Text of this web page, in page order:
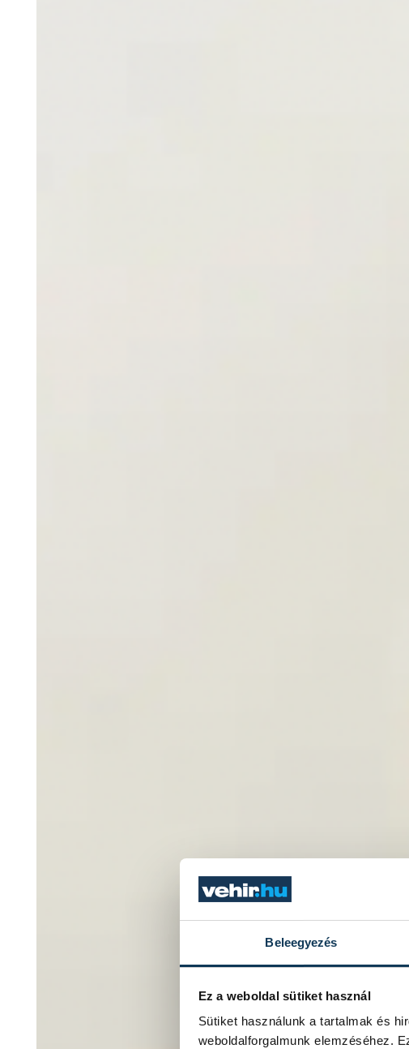
Beleegyezés
Ez a weboldal sütiket használ
Sütiket használunk a tartalmak és
weboldalforgalmunk elemzéséhez.